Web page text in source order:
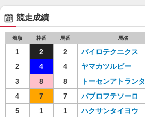
競走成績
着順 枠番 馬番 馬名
1 2 2 パイロテクニクス
2
4 4 ヤマカツルビー
3
8 8 トーセンアトランタ
4
7 7 パブロフテソーロ
5
1 1 ハクサンタイヨウ